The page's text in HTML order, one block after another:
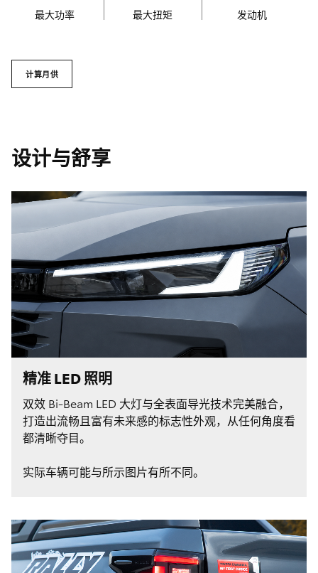
最大功率 最大扭矩 发动机
计算月供
设计与舒享
精准 LED 照明
双效 Bi-Beam LED 大灯与全表面导光技术完美融合，
打造出流畅且富有未来感的标志性外观，从任何角度看
都清晰夺目。
实际车辆可能与所示图片有所不同。